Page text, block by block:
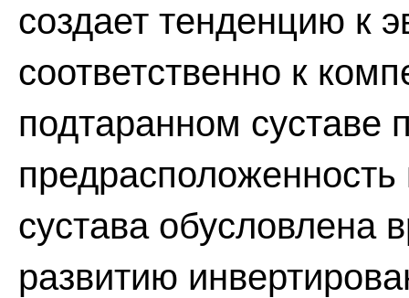
создает тенденцию к
соответственно к
подтаранном суставе
предрасположенность
сустава обусловлена
развитию